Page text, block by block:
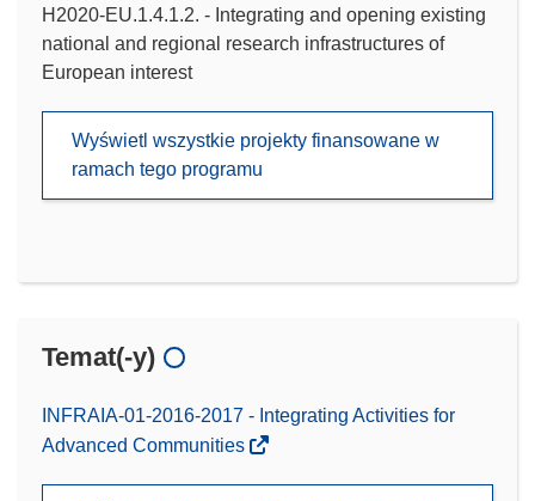
H2020-EU.1.4.1.2. - Integrating and opening existing
national and regional research infrastructures of
European interest
Wyświetl wszystkie projekty finansowane w
ramach tego programu
Temat(-y)
INFRAIA-01-2016-2017 - Integrating Activities for
Advanced Communities